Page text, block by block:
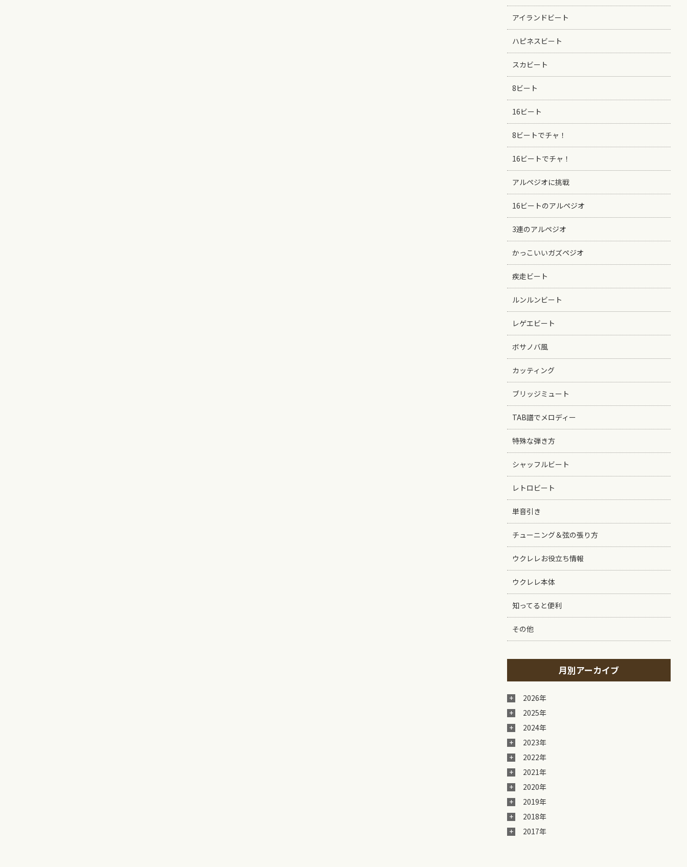
アイランドビート
ハピネスビート
スカビート
8ビート
16ビート
8ビートでチャ！
16ビートでチャ！
アルペジオに挑戦
16ビートのアルペジオ
3連のアルペジオ
かっこいいガズペジオ
疾走ビート
ルンルンビート
レゲエビート
ボサノバ風
カッティング
ブリッジミュート
TAB譜でメロディー
特殊な弾き方
シャッフルビート
レトロビート
単音引き
チューニング＆弦の張り方
ウクレレお役立ち情報
ウクレレ本体
知ってると便利
その他
月別アーカイブ
2026年
2025年
2024年
2023年
2022年
2021年
2020年
2019年
2018年
2017年